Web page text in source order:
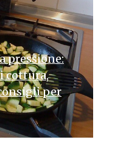
pressione:
cottura,
per